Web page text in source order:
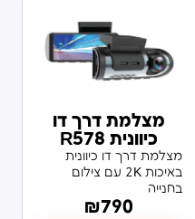
מצלמת דרך דו
כיוונית R578
מצלמת דרך דו כיוונית
באיכות 2K עם צילום
בחנייה
₪790